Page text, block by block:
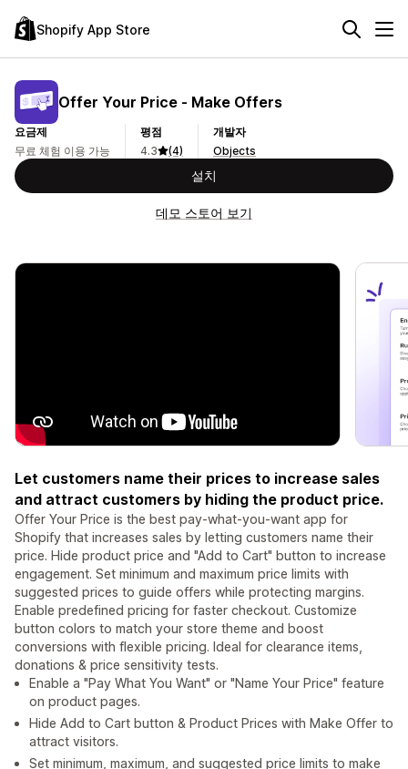
Shopify App Store
Offer Your Price ‑ Make Offers
요금제
무료 체험 이용 가능
평점
4.3
(4)
개발자
Objects
설치
데모 스토어 보기
Let customers name their prices to increase sales
and attract customers by hiding the product price.
Offer Your Price is the best pay-what-you-want app for
Shopify that increases sales by letting customers name their
price. Hide product price and "Add to Cart" button to increase
engagement. Set minimum and maximum price limits with
suggested prices to guide offers while protecting margins.
Enable predefined pricing for faster checkout. Customize
button colors to match your store theme and boost
conversions with flexible pricing. Ideal for clearance items,
donations & price sensitivity tests.
Enable a "Pay What You Want" or "Name Your Price" feature
on product pages.
Hide Add to Cart button & Product Prices with Make Offer to
attract visitors.
Set minimum, maximum, and suggested price limits to make